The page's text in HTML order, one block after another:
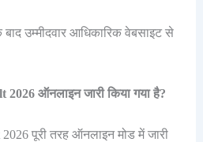
बाद उम्मीदवार आधिकारिक वेबसाइट से
ऑनलाइन जारी किया गया है?
पूरी तरह ऑनलाइन मोड में जारी